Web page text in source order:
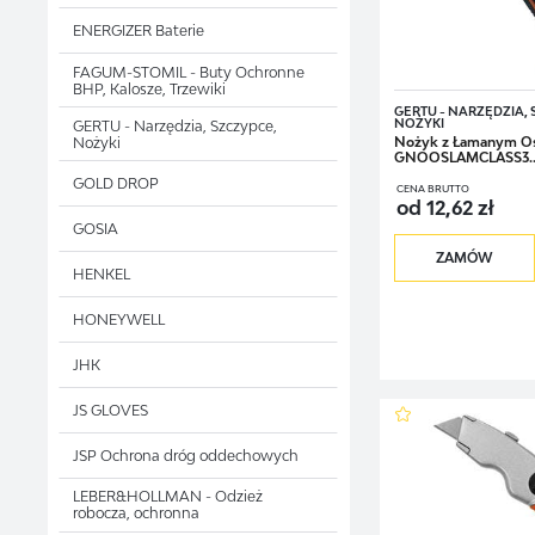
ENERGIZER Baterie
FAGUM-STOMIL - Buty Ochronne
BHP, Kalosze, Trzewiki
GERTU - Narzędzia, Szczypce,
Nożyki
GOLD DROP
GOSIA
HENKEL
HONEYWELL
JHK
JS GLOVES
JSP Ochrona dróg oddechowych
LEBER&HOLLMAN - Odzież
robocza, ochronna
To narzędzia, dzięki
JAKIE SĄ
Niezależnie od tego,
przez wiele lat –
Producent stosuje w
niklowane
stal węglową,
drewno,
Te trwałe i odporne
KOGO
To oferta skierowana
skutecznych rozwiązań
GERTU - NARZĘDZIA,
NOŻYKI
Nożyk z Łamanym
CENA BRUTTO
od 12,62 zł
ZAMÓW